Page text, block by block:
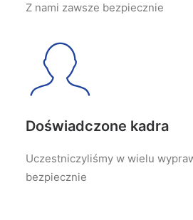
Z nami zawsze bezpiecznie
Doświadczone kadra
Uczestniczyliśmy w wielu
bezpiecznie